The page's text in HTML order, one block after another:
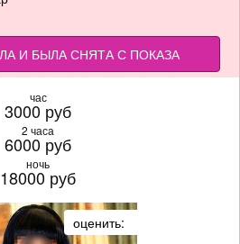
И БЫЛА СНЯТА С ПОКАЗА
час
3000 руб
2 часа
6000 руб
ночь
18000 руб
оценить: